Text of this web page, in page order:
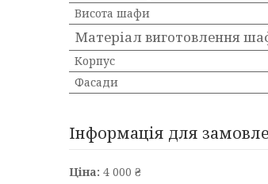
Висота шафи
Матеріал виготовлення
Корпус
Фасади
Інформація для
Ціна: 4 000 ₴